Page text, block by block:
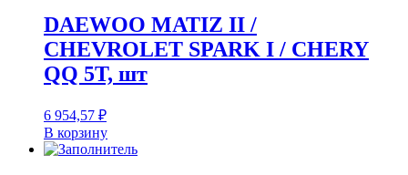
DAEWOO MATIZ II /
CHEVROLET SPARK I / CHERY
QQ 5T, шт
6 954,57 ₽
В корзину